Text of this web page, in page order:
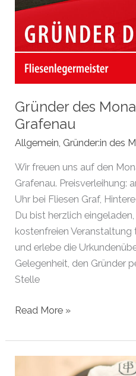
Gründer des
Grafenau
Allgemein Gründer:in des
Wir freuen uns auf den
Grafenau. Preisverleihung:
Uhr bei Fliesen Graf,
Du bist herzlich
kostenfreien Veranstaltung
und erlebe die
Gelegenheit, den Gründer
Stelle
Gründer
Monats
Juli
Read More »